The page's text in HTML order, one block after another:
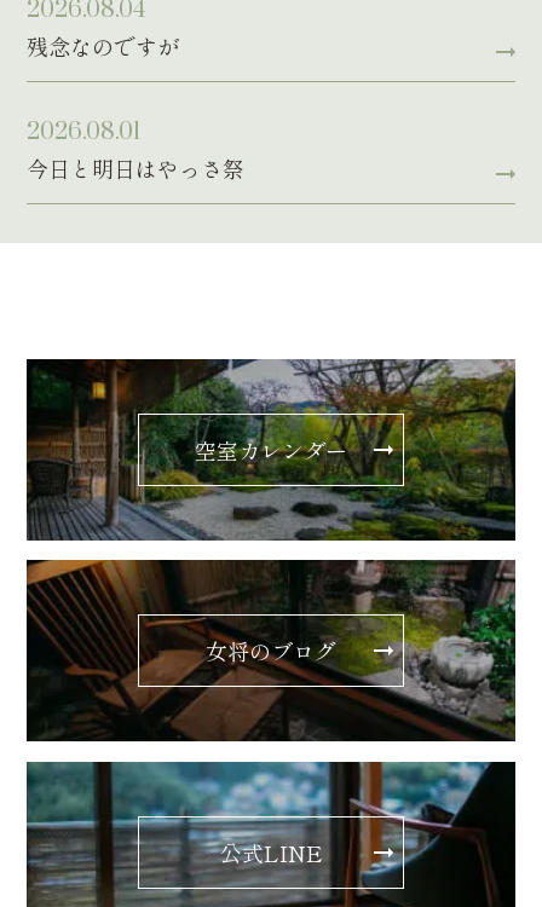
2026.08.04
残念なのですが
2026.08.01
今日と明日はやっさ祭
空室カレンダー
女将のブログ
公式LINE